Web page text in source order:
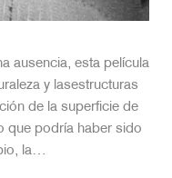
ausencia, esta película
y lasestructuras
de la superficie de
que podría haber sido
la…